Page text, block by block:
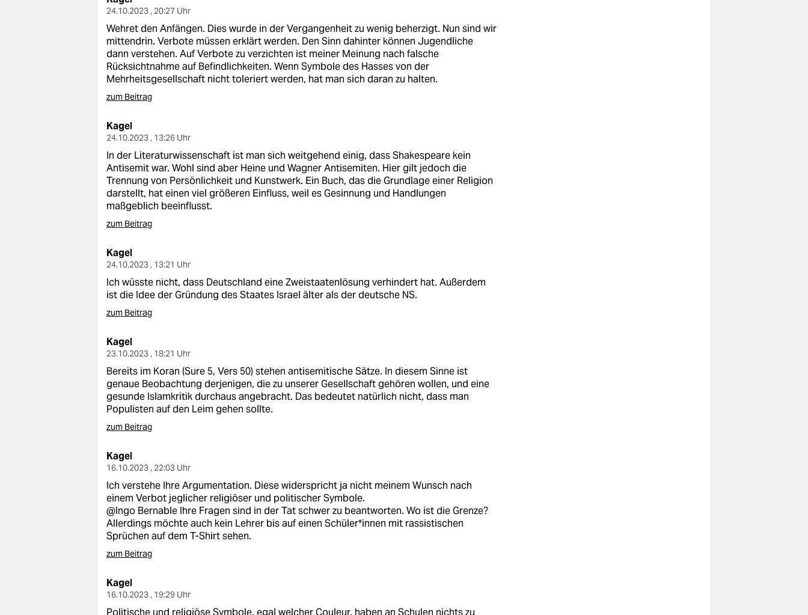
24.10.2023 , 20:27 Uhr
Wehret den Anfängen. Dies wurde in der Vergangenheit zu wenig beherzigt. Nun sind wir
mittendrin. Verbote müssen erklärt werden. Den Sinn dahinter können Jugendliche
dann verstehen. Auf Verbote zu verzichten ist meiner Meinung nach falsche
Rücksichtnahme auf Befindlichkeiten. Wenn Symbole des Hasses von der
Mehrheitsgesellschaft nicht toleriert werden, hat man sich daran zu halten.
zum Beitrag
Kagel
24.10.2023 , 13:26 Uhr
In der Literaturwissenschaft ist man sich weitgehend einig, dass Shakespeare kein
Antisemit war. Wohl sind aber Heine und Wagner Antisemiten. Hier gilt jedoch die
Trennung von Persönlichkeit und Kunstwerk. Ein Buch, das die Grundlage einer Religion
darstellt, hat einen viel größeren Einfluss, weil es Gesinnung und Handlungen
maßgeblich beeinflusst.
zum Beitrag
Kagel
24.10.2023 , 13:21 Uhr
Ich wüsste nicht, dass Deutschland eine Zweistaatenlösung verhindert hat. Außerdem
ist die Idee der Gründung des Staates Israel älter als der deutsche NS.
zum Beitrag
Kagel
23.10.2023 , 18:21 Uhr
Bereits im Koran (Sure 5, Vers 50) stehen antisemitische Sätze. In diesem Sinne ist
genaue Beobachtung derjenigen, die zu unserer Gesellschaft gehören wollen, und eine
gesunde Islamkritik durchaus angebracht. Das bedeutet natürlich nicht, dass man
Populisten auf den Leim gehen sollte.
zum Beitrag
Kagel
16.10.2023 , 22:03 Uhr
Ich verstehe Ihre Argumentation. Diese widerspricht ja nicht meinem Wunsch nach
einem Verbot jeglicher religiöser und politischer Symbole.
@Ingo Bernable Ihre Fragen sind in der Tat schwer zu beantworten. Wo ist die Grenze?
Allerdings möchte auch kein Lehrer bis auf einen Schüler*innen mit rassistischen
Sprüchen auf dem T-Shirt sehen.
zum Beitrag
Kagel
16.10.2023 , 19:29 Uhr
Politische und religiöse Symbole, egal welcher Couleur, haben an Schulen nichts zu